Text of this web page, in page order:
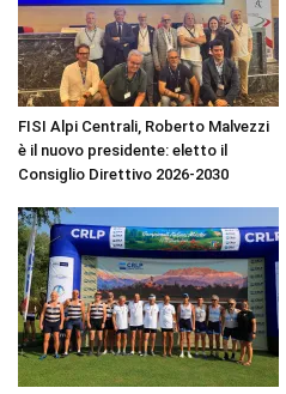
FISI Alpi Centrali, Roberto Malvezzi
è il nuovo presidente: eletto il
Consiglio Direttivo 2026-2030